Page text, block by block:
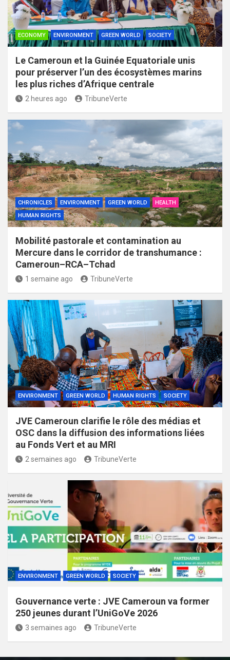
ECONOMY ENVIRONMENT GREEN WORLD SOCIETY
Le Cameroun et la Guinée Equatoriale unis
pour préserver l’un des écosystèmes marins
les plus riches d’Afrique centrale
2 heures ago TribuneVerte
CHRONICLES ENVIRONMENT GREEN WORLD
HEALTH
HUMAN RIGHTS
Mobilité pastorale et contamination au
Mercure dans le corridor de transhumance :
Cameroun–RCA–Tchad
1 semaine ago TribuneVerte
ENVIRONMENT GREEN WORLD HUMAN RIGHTS SOCIETY
JVE Cameroun clarifie le rôle des médias et
OSC dans la diffusion des informations liées
au Fonds Vert et au MRI
2 semaines ago TribuneVerte
ENVIRONMENT GREEN WORLD SOCIETY
Gouvernance verte : JVE Cameroun va former
250 jeunes durant l’UniGoVe 2026
3 semaines ago TribuneVerte